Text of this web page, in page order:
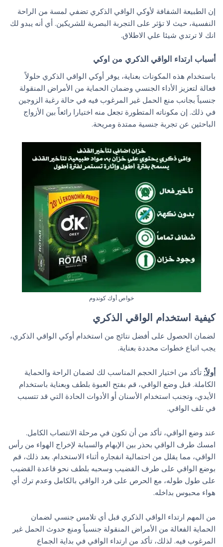
إن الطبيعة الشفافة لأوكي الواقي الذكري تضفي لمسة من الراحة
النفسية، حيث لا تؤثر على التجربة البصرية للشريكين. أي أنه يبدو لك
انك لا ترتدي شيئا علي الاطلاق.
أسباب ارتداء الواقي الذكري من اوكي
باستخدام هذه المكونات بعناية، يوفر أوكي الواقي الذكري حلولاً
فعالة لتعزيز الأداء الجنسي وضمان الحماية من الأمراض المنقولة
جنسياً بجانب منع الحمل غير المرغوب فيه في حالة رغبة الزوجين
في ذلك. إن مكوناته المتطورة تجعل منه اختيارا رائعاً بين الأزواج
الباحثين عن تجربة جنسية ممتدة ومريحة.
خواص أوك كوندوم
كيفية استخدام الواقي الذكري
لضمان الحصول على أفضل نتائج من استخدام أوكي الواقي الذكري،
يجب اتباع خطوات محددة بعناية.
أولاً: تأكد من اختيار الحجم المناسب لك لضمان الراحة والحماية
الكاملة. قبل وضع الواقي، قم بفتح العبوة بلطف وبعناية باستخدام
الأيدي، وتجنب استخدام الأسنان أو الأدوات الحادة التي قد تتسبب
في تلف الواقي.
عند وضع الواقي، تأكد من أن تكون في مرحلة الانتصاب الكامل.
امسك طرف الواقي بحذر بين الإبهام والسبابة لإخراج الهواء من رأس
الواقي، مما يقلل من احتمالية انفجاره أثناء الاستخدام. بعد ذلك، قم
بوضع الواقي على طرف القضيب وسحبه بلطف نحو قاعدة القضيب
على طول طوله، مع الحرص على فرد الواقي بالكامل وعدم ترك أي
هواء محبوس بداخله.
من المهم ارتداء الواقي الذكري قبل أي تلامس جنسي لضمان
الحماية الفعالة من الأمراض المنقولة جنسياً ومنع حدوث الحمل غير
المرغوب فيه. لذلك، تأكد من ارتداء الواقي في بداية الجماع